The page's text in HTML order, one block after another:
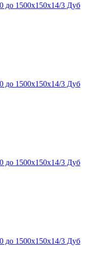
до 1500х150х14/3 Дуб
до 1500х150х14/3 Дуб
до 1500х150х14/3 Дуб
до 1500х150х14/3 Дуб